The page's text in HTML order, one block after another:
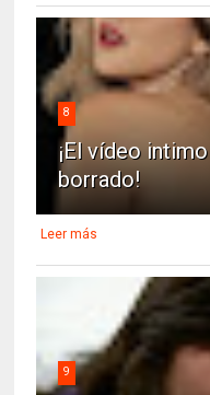
8
¡El vídeo
borrado!
Leer más
9